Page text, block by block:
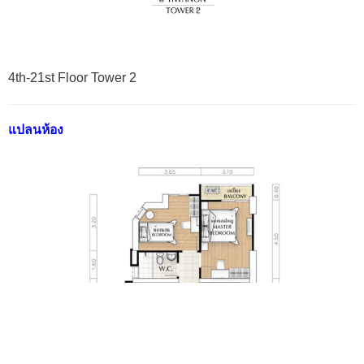
4th-21st Floor Tower 2
แปลนห้อง